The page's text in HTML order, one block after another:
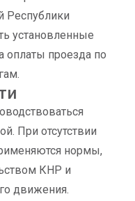
Республики
установленные
оплаты проезда по
При отсутствии
нормы,
КНР и
движения.